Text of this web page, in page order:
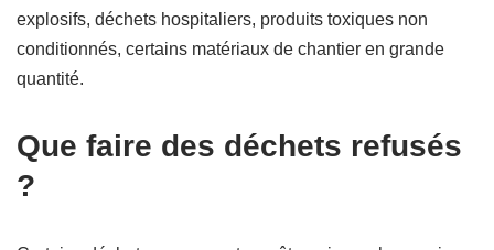
explosifs, déchets hospitaliers, produits toxiques non
conditionnés, certains matériaux de chantier en grande
quantité.
Que faire des déchets refusés
?